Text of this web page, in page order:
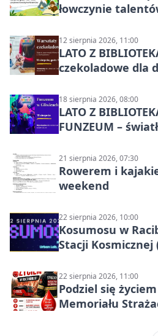
łowczynie
12 sierpnia 2026, 11:00
LATO Z
czekoladowe dla
18 sierpnia 2026, 08:00
LATO Z
FUNZEUM –
21 sierpnia 2026, 07:30
Rowerem i
weekend
22 sierpnia 2026, 10:00
Kosumosu w
Stacji Kosmicznej
22 sierpnia 2026, 11:00
Podziel się
Memoriału